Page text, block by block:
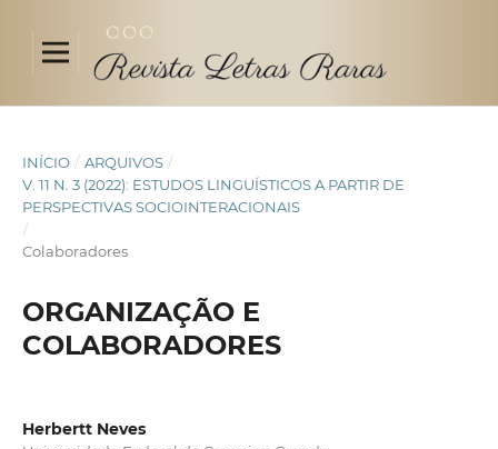
INÍCIO / ARQUIVOS /
V. 11 N. 3 (2022): ESTUDOS LINGUÍSTICOS A PARTIR DE
PERSPECTIVAS SOCIOINTERACIONAIS
/
Colaboradores
ORGANIZAÇÃO E
COLABORADORES
Herbertt Neves